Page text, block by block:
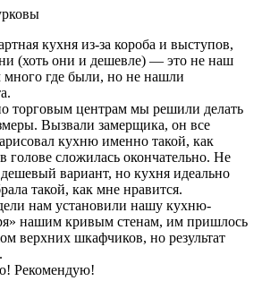
кухня из-за короба и выступов,
(хоть они и дешевле) — это не наш
где были, но не нашли
торговым центрам мы решили делать
Вызвали замерщика, он все
кухню именно такой, как
голове сложилась окончательно. Не
вариант, но кухня идеально
такой, как мне нравится.
нам установили нашу кухню-
нашим кривым стенам, им пришлось
верхних шкафчиков, но результат
Рекомендую!